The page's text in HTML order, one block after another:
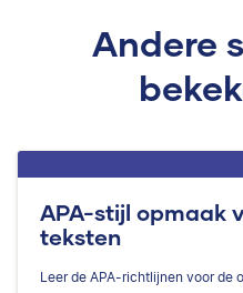
Andere
APA-stijl opmaak
teksten
Leer de APA-richtlijnen voor de